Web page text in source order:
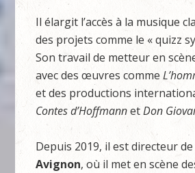
Il élargit l’accès à la musique
des projets comme le « quizz
Son travail de metteur en
avec des œuvres comme
et des productions
Contesd’HoffmannetDon
Depuis 2019, il est directeur de
Avignon, où il met en scène